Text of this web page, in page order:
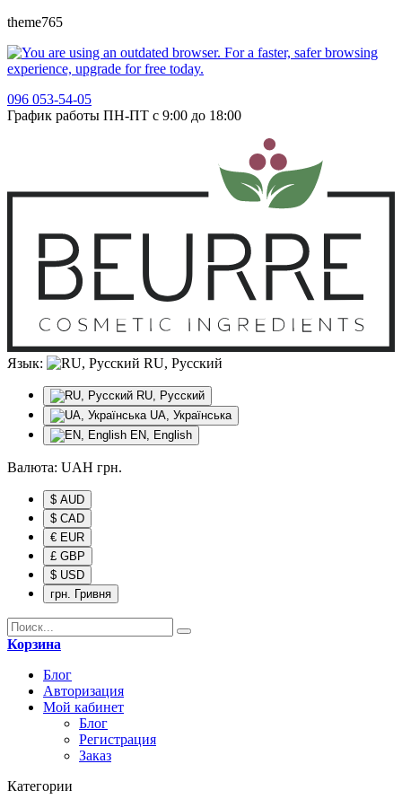
theme765
096 053-54-05
График работы ПН-ПТ с 9:00 до 18:00
Язык: RU, Русский
RU, Русский
UA, Українська
EN, English
Валюта: UAH грн.
$ AUD
$ CAD
€ EUR
£ GBP
$ USD
грн. Гривня
Корзина
Блог
Авторизация
Мой кабинет
Блог
Регистрация
Заказ
Категории